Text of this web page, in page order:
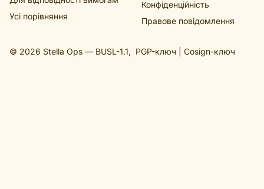
Усі порівняння
Конфіденційність
Правове повідомлення
© 2026 Stella Ops — BUSL-1.1, PGP-ключ Cosign-ключ